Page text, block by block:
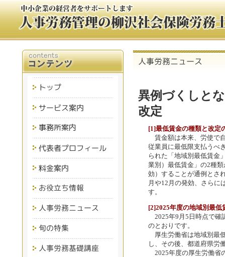
異例づくしと
改定
[1]最低賃金の種類と改定
賃金額は本来、労使で
従業員に最低限支払うべ
られた「地域別最低賃金
業別）最低賃金」の2種
効）することが通例とさ
月や12月の発効、さらに
す。
[2]2025年度の地域別最低
2025年9月5日時点で確
のとおりです。
厚生労働省は地域別最
し、その後、都道府県労
2025年度の厚生労働省